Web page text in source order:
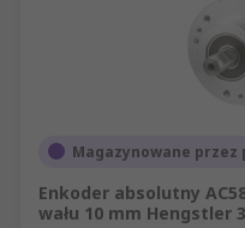
Magazynowane przez
Enkoder absolutny
wału 10 mm Hengstler